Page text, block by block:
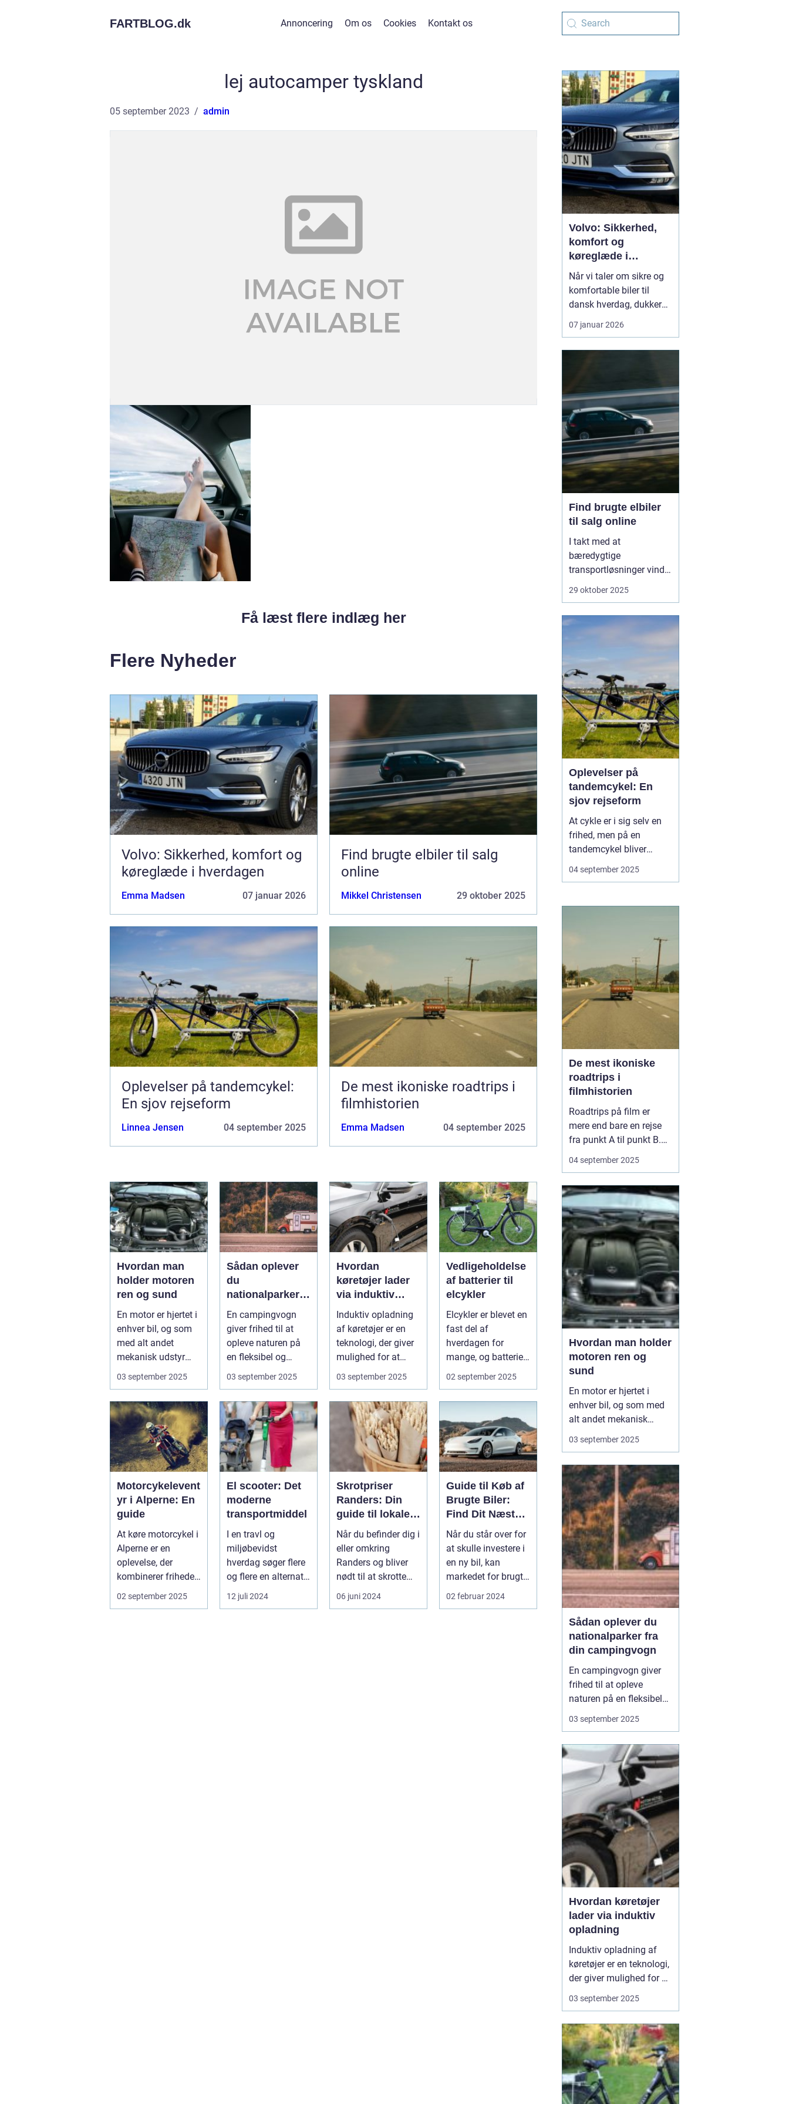
FARTBLOG.dk Annoncering Om os Cookies Kontakt os
lej autocamper tyskland
05 september 2023 admin
Få læst flere indlæg her
Flere Nyheder
Volvo: Sikkerhed, komfort og
køreglæde i hverdagen
Emma Madsen 07 januar 2026
Find brugte elbiler til salg
online
Mikkel Christensen 29 oktober 2025
Oplevelser på tandemcykel:
En sjov rejseform
Linnea Jensen 04 september 2025
De mest ikoniske roadtrips i
filmhistorien
Emma Madsen 04 september 2025
Hvordan man
holder motoren
ren og sund
En motor er hjertet i
enhver bil, og som
med alt andet
mekanisk udstyr
kræver den omsorg
for a...
03 september 2025
Sådan oplever
du
nationalparker
fra din
campingvogn
En campingvogn
giver frihed til at
opleve naturen på
en fleksibel og
komfortabel måde.
03 september 2025
Hvordan
køretøjer lader
via induktiv
opladning
Induktiv opladning
af køretøjer er en
teknologi, der giver
mulighed for at
oplade uden...
03 september 2025
Vedligeholdelse
af batterier til
elcykler
Elcykler er blevet en
fast del af
hverdagen for
mange, og batteriet
er selve hjertet i
cyklen. Et go...
02 september 2025
Motorcykelevent
yr i Alperne: En
guide
At køre motorcykel i
Alperne er en
oplevelse, der
kombinerer friheden
på to hjul med no...
02 september 2025
El scooter: Det
moderne
transportmiddel
I en travl og
miljøbevidst
hverdag søger flere
og flere en alternativ
form for transport.
El scooter...
12 juli 2024
Skrotpriser
Randers: Din
guide til lokale
muligheder
Når du befinder dig i
eller omkring
Randers og bliver
nødt til at skrotte
din bil, gammelt jern
elle...
06 juni 2024
Guide til Køb af
Brugte Biler:
Find Dit Næste
Køretøj
Når du står over for
at skulle investere i
en ny bil, kan
markedet for brugte
biler v&ae...
02 februar 2024
Volvo: Sikkerhed,
komfort og
køreglæde i
hverdagen
Når vi taler om sikre og
komfortable biler til
dansk hverdag, dukker
Volvo næsten altid op.
Bilmærket har i årtier
holdbarhed. I dag er
fokus udvide...
07 januar 2026
Find brugte elbiler
til salg online
I takt med at
bæredygtige
transportløsninger vinder
frem, ser flere og flere
alternativ til
Elbilerne tilbyder ikke
blot en grønnere
køreoplevelse, men o...
29 oktober 2025
Oplevelser på
tandemcykel: En
sjov rejseform
At cykle er i sig selv en
frihed, men på en
tandemcykel bliver
oplevelsen noget helt
særligt. Her handler det
frem, men om
Tandemcyklen har i
mange år vær...
04 september 2025
De mest ikoniske
roadtrips i
filmhistorien
Roadtrips på film er
mere end bare en rejse
fra punkt A til punkt B.
De fungerer som en
ramme for
venskaber, konflikter og
store livsbeslutninger.
Nogle af de mest
ikoniske film i historien
har netop brugt
landevejen som scen...
04 september 2025
Hvordan man holder
motoren ren og
sund
En motor er hjertet i
enhver bil, og som med
alt andet mekanisk
udstyr kræver den
omsorg for at fungere
holdes ren og sund,
forlænger du ikke kun
dens levetid, men du
sikrer også en mere
effektiv kø...
03 september 2025
Sådan oplever du
nationalparker fra
din campingvogn
En campingvogn giver
frihed til at opleve
naturen på en fleksibel
og komfortabel måde.
Når du besøger
campingvognen, kan du
både have dit eget lille
hjem med og samtidig
være tæt på ...
03 september 2025
Hvordan køretøjer
lader via induktiv
opladning
Induktiv opladning af
køretøjer er en teknologi,
der giver mulighed for at
oplade uden kabler og
stik. I stedet sker
gennem
elektromagnetiske felter
mellem en sender i
jorden og en modtager i
bilen. Det...
03 september 2025